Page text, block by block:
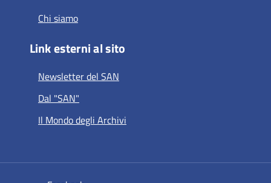
Chi siamo
Link esterni al sito
Newsletter del SAN
Dal "SAN"
Il Mondo degli Archivi